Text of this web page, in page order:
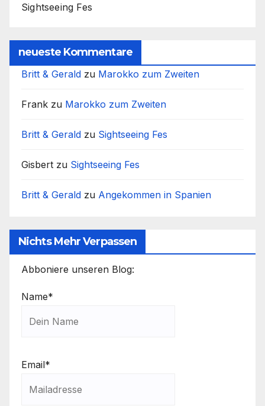
Sightseeing Fes
neueste Kommentare
Britt & Gerald zu Marokko zum Zweiten
Frank zu Marokko zum Zweiten
Britt & Gerald zu Sightseeing Fes
Gisbert zu Sightseeing Fes
Britt & Gerald zu Angekommen in Spanien
Nichts Mehr Verpassen
Abboniere unseren Blog:
Name*
Email*